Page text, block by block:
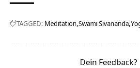
TAGGED: Meditation Swami Sivananda
Dein Feedback?